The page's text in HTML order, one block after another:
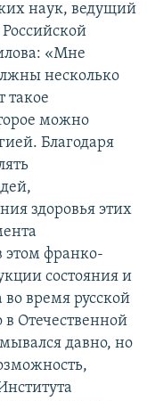
наук, ведущий
«Мне
несколько
такое
можно
Благодаря
здоровья этих
этом франко-
состояния и
время русской
Отечественной
давно, но